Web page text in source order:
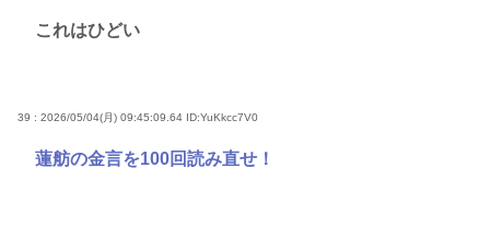
これはひどい
39 : 2026/05/04(月) 09:45:09.64 ID:YuKkcc7V0
蓮舫の金言を100回読み直せ！